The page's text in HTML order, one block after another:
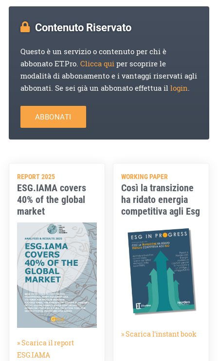
Contenuto Riservato
Questo è un servizio o contenuto per chi è
abbonato ET.Pro. Clicca quiper scoprire le
modalità di abbonamento e i vantaggi riservati agli
abbonati. Se sei già un abbonato effettua illogin.
ABBONATI
REPORT 2025
ESG.IAMA covers
40% of the global
market
» Scarica il report
ESG.IAMA
WORKING PAPER
Così la transizione
ha ridato energia
competitiva agli Esg
» Scarica l'instant book